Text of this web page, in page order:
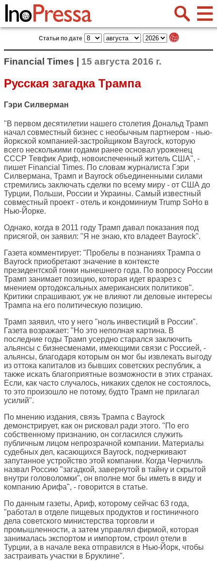
Статьи по дате
Financial Times | 15 августа 2016 г.
Русская загадка Трампа
Гэри Силверман
"В первом десятилетии нашего столетия Дональд Трамп
начал совместный бизнес с необычным партнером - нью-
йоркской компанией-застройщиком Bayrock, которую
всего несколькими годами ранее основал уроженец
СССР Тевфик Ариф, новоиспеченный житель США", -
пишет Financial Times. По словам журналиста Гэри
Силвермана, Трамп и Bayrock объединенными силами
стремились заключать сделки по всему миру - от США до
Турции, Польши, России и Украины. Самый известный
совместный проект - отель и кондоминиум Trump SoHo в
Нью-Йорке.
Однако, когда в 2011 году Трамп давал показания под
присягой, он заявил: "Я не знаю, кто владеет Bayrock".
Газета комментирует: "Пробелы в познаниях Трампа о
Bayrock приобретают значение в контексте
президентской гонки нынешнего года. По вопросу России
Трамп занимает позицию, которая идет вразрез с
мнением ортодоксальных американских политиков".
Критики спрашивают, уж не влияют ли деловые интересы
Трампа на его политическую позицию.
Трамп заявил, что у него "ноль инвестиций в России".
Газета возражает: "Но это неполная картина. В
последние годы Трамп усердно старался заключить
альянсы с бизнесменами, имеющими связи с Россией, -
альянсы, благодаря которым он мог бы извлекать выгоду
из оттока капиталов из бывших советских республик, а
также искать благоприятные возможности в этих странах.
Если, как часто случалось, никаких сделок не состоялось,
то это произошло не потому, будто Трамп не прилагал
усилий".
По мнению издания, связь Трампа с Bayrock
демонстрирует, как он рисковал ради этого. "По его
собственному признанию, он согласился служить
публичным лицом непрозрачной компании. Материалы
судебных дел, касающихся Bayrock, подчеркивают
запутанное устройство этой компании. Когда Черчилль
назвал Россию "загадкой, завернутой в тайну и скрытой
внутри головоломки", он вполне мог бы иметь в виду и
компанию Арифа", - говорится в статье.
По данным газеты, Ариф, которому сейчас 63 года,
"работал в отделе пищевых продуктов и гостиничного
дела советского министерства торговли и
промышленности, а затем управлял фирмой, которая
занималась экспортом и импортом, строил отели в
Турции, а в начале века отправился в Нью-Йорк, чтобы
застраивать участки в Бруклине".